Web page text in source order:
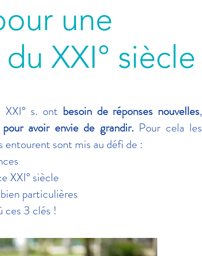
une
XXI° siècle
XXI° s. ont besoin de réponses nouvelles,
pour avoir envie de grandir.Pour cela les
entourent sont mis au défi de :
XXI° siècle
particulières
ces 3 clés !